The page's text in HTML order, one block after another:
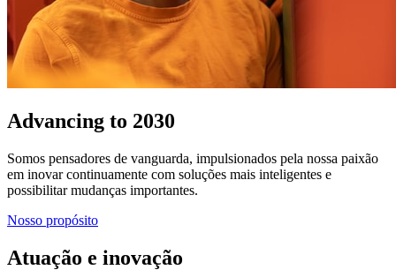
Advancing to 2030
Somos pensadores de vanguarda, impulsionados pela nossa paixão
em inovar continuamente com soluções mais inteligentes e
possibilitar mudanças importantes.
Nosso propósito
Atuação e inovação